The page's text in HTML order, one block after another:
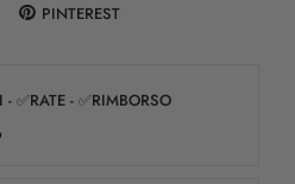
PINTEREST
✅RATE - ✅RIMBORSO